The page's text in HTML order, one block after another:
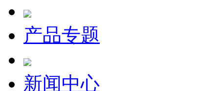
产品专题
新闻中心